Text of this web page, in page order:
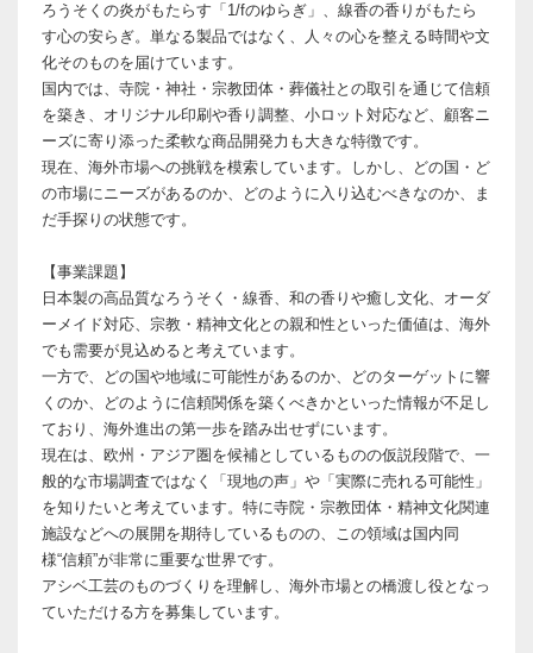
ろうそくの炎がもたらす「1/fのゆらぎ」、線香の香りがもたら
す心の安らぎ。単なる製品ではなく、人々の心を整える時間や文
化そのものを届けています。
国内では、寺院・神社・宗教団体・葬儀社との取引を通じて信頼
を築き、オリジナル印刷や香り調整、小ロット対応など、顧客ニ
ーズに寄り添った柔軟な商品開発力も大きな特徴です。
現在、海外市場への挑戦を模索しています。しかし、どの国・ど
の市場にニーズがあるのか、どのように入り込むべきなのか、ま
だ手探りの状態です。
【事業課題】
日本製の高品質なろうそく・線香、和の香りや癒し文化、オーダ
ーメイド対応、宗教・精神文化との親和性といった価値は、海外
でも需要が見込めると考えています。
一方で、どの国や地域に可能性があるのか、どのターゲットに響
くのか、どのように信頼関係を築くべきかといった情報が不足し
ており、海外進出の第一歩を踏み出せずにいます。
現在は、欧州・アジア圏を候補としているものの仮説段階で、一
般的な市場調査ではなく「現地の声」や「実際に売れる可能性」
を知りたいと考えています。特に寺院・宗教団体・精神文化関連
施設などへの展開を期待しているものの、この領域は国内同
様“信頼”が非常に重要な世界です。
アシベ工芸のものづくりを理解し、海外市場との橋渡し役となっ
ていただける方を募集しています。